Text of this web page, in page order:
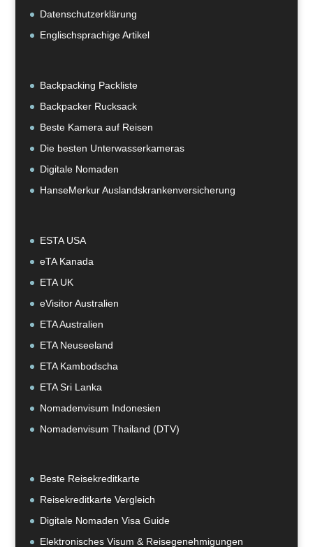
Datenschutzerklärung
Englischsprachige Artikel
Backpacking Packliste
Backpacker Rucksack
Beste Kamera auf Reisen
Die besten Unterwasserkameras
Digitale Nomaden
HanseMerkur Auslandskrankenversicherung
ESTA USA
eTA Kanada
ETA UK
eVisitor Australien
ETA Australien
ETA Neuseeland
ETA Kambodscha
ETA Sri Lanka
Nomadenvisum Indonesien
Nomadenvisum Thailand (DTV)
Beste Reisekreditkarte
Reisekreditkarte Vergleich
Digitale Nomaden Visa Guide
Elektronisches Visum & Reisegenehmigungen